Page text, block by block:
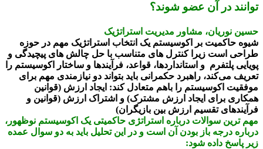
توانند در آن عضو شوند؟
حسین نوریان، مشاور مدیریت استراتژیک
شیوه حاکمیت بر اکوسیستم یک انتخاب استراتژیک مهم در حوزه
طراحی است زیرا کنترل های متناسب با حل چالش های پیچیدگی و
پویایی پلتفرم و استانداردها، قواعد، فرآیندها و ساختار اکوسیستم را
تعریف می‌کند، راهبرد حکمرانی باید بتواند دو نیازمندی مهم برای
موفقیت اکوسیستم را باهم متعادل کند: ایجاد ارزش (قوانین
همکاری برای ایجاد ارزش مشترک) و اشتراک ارزش (قوانین و
فرآیندهای تقسیم ارزش بین بازیگران)
مهم ترین سوالات درباره استراتژی حاکمیتی یک اکوسیستم نوظهور،
درباره درجه باز بودن آن است و در این تحلیل باید به دو سوال عمده
زیر پاسخ داده شود: